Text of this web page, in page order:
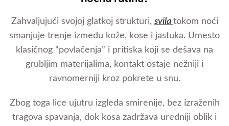
Zahvaljujući svojoj glatkoj strukturi, svila tokom noći
smanjuje trenje između kože, kose i jastuka. Umesto
klasičnog “povlačenja” i pritiska koji se dešava na
grubljim materijalima, kontakt ostaje nežniji i
ravnomerniji kroz pokrete u snu.
Zbog toga lice ujutru izgleda smirenije, bez izraženih
tragova spavanja, dok kosa zadržava uredniji oblik i